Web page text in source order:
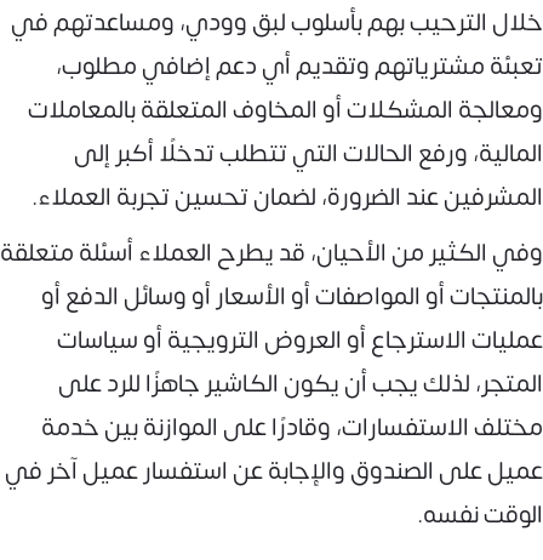
خلال الترحيب بهم بأسلوب لبق وودي، ومساعدتهم في
تعبئة مشترياتهم وتقديم أي دعم إضافي مطلوب،
ومعالجة المشكلات أو المخاوف المتعلقة بالمعاملات
المالية، ورفع الحالات التي تتطلب تدخلًا أكبر إلى
المشرفين عند الضرورة، لضمان تحسين تجربة العملاء.
وفي الكثير من الأحيان، قد يطرح العملاء أسئلة متعلقة
بالمنتجات أو المواصفات أو الأسعار أو وسائل الدفع أو
عمليات الاسترجاع أو العروض الترويجية أو سياسات
المتجر، لذلك يجب أن يكون الكاشير جاهزًا للرد على
مختلف الاستفسارات، وقادرًا على الموازنة بين خدمة
عميل على الصندوق والإجابة عن استفسار عميل آخر في
الوقت نفسه.